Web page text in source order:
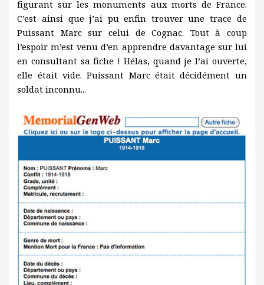
figurant sur les monuments aux morts de France.
C’est ainsi que j’ai pu enfin trouver une trace de
Puissant Marc sur celui de Cognac. Tout à coup
l’espoir m’est venu d’en apprendre davantage sur lui
en consultant sa fiche ! Hélas, quand je l’ai ouverte,
elle était vide. Puissant Marc était décidément un
soldat inconnu...